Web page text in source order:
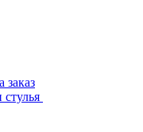
заказ